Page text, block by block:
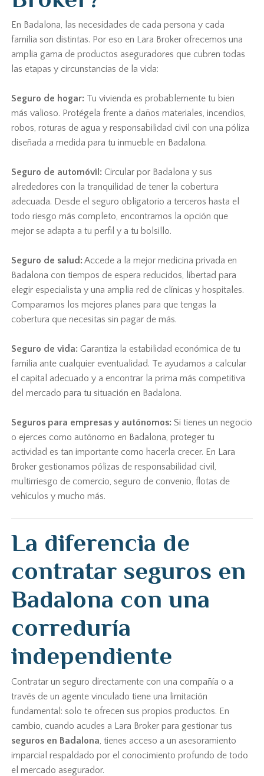
En Badalona, las necesidades de cada persona y cada
familia son distintas. Por eso en Lara Broker ofrecemos una
amplia gama de productos aseguradores que cubren todas
las etapas y circunstancias de la vida:
Seguro de hogar: Tu vivienda es probablemente tu bien
más valioso. Protégela frente a daños materiales, incendios,
robos, roturas de agua y responsabilidad civil con una póliza
diseñada a medida para tu inmueble en Badalona.
Seguro de automóvil: Circular por Badalona y sus
alrededores con la tranquilidad de tener la cobertura
adecuada. Desde el seguro obligatorio a terceros hasta el
todo riesgo más completo, encontramos la opción que
mejor se adapta a tu perfil y a tu bolsillo.
Seguro de salud:Accede a la mejor medicina privada en
Badalona con tiempos de espera reducidos, libertad para
elegir especialista y una amplia red de clínicas y hospitales.
Comparamos los mejores planes para que tengas la
cobertura que necesitas sin pagar de más.
Seguro de vida: Garantiza la estabilidad económica de tu
familia ante cualquier eventualidad. Te ayudamos a calcular
el capital adecuado y a encontrar la prima más competitiva
del mercado para tu situación en Badalona.
Seguros para empresas y autónomos: Si tienes un negocio
o ejerces como autónomo en Badalona, proteger tu
actividad es tan importante como hacerla crecer. En Lara
Broker gestionamos pólizas de responsabilidad civil,
multirriesgo de comercio, seguro de convenio, flotas de
vehículos y mucho más.
La diferencia de
contratar seguros en
Badalona con una
correduría
independiente
Contratar un seguro directamente con una compañía o a
través de un agente vinculado tiene una limitación
fundamental: solo te ofrecen sus propios productos. En
cambio, cuando acudes a Lara Broker para gestionar tus
seguros en Badalona, tienes acceso a un asesoramiento
imparcial respaldado por el conocimiento profundo de todo
el mercado asegurador.